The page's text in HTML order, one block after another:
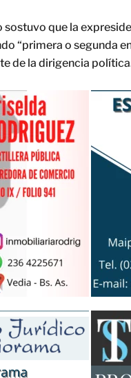
sostuvo que la
“primera o segunda
de la dirigencia